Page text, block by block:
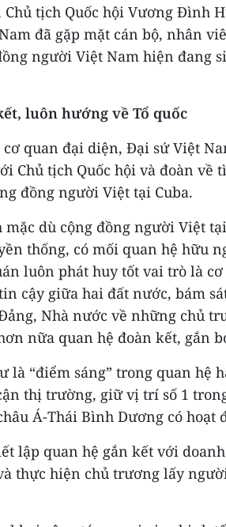
Chủ tịch Quốc hội Vương Đình
đã gặp mặt cán bộ, nhân
người Việt Nam hiện đang
luôn hướng về Tổ quốc
quan đại diện, Đại sứ Việt
Chủ tịch Quốc hội và đoàn về
đồng người Việt tại Cuba.
dù cộng đồng người Việt
thống, có mối quan hệ hữu
luôn phát huy tốt vai trò là
cậy giữa hai đất nước, bám
Nhà nước về những chủ
nữa quan hệ đoàn kết, gắn
là “điểm sáng” trong quan hệ
thị trường, giữ vị trí số 1
Á-Thái Bình Dương có hoạt
lập quan hệ gắn kết với
thực hiện chủ trương lấy